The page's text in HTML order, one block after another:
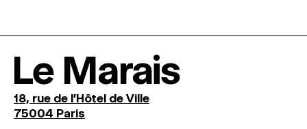
Le Marais
18, rue de l'Hôtel de Ville
75004 Paris